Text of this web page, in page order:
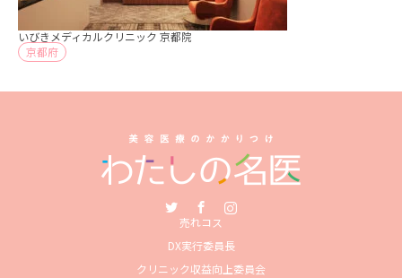
いびきメディカルクリニック 京都院
京都府
売れコス
DX実行委員長
クリニック収益向上委員会